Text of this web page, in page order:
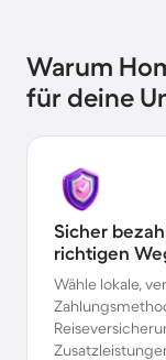
Warum
für deine
Sicher
richtigen
Wähle lokale,